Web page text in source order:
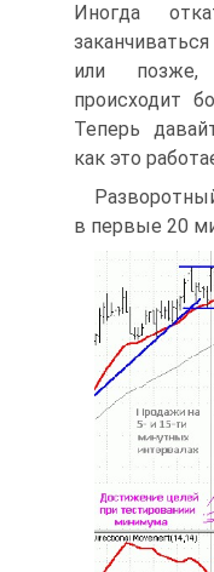
Иногда
или позже,
происходит
Теперь
как это
в первые 20